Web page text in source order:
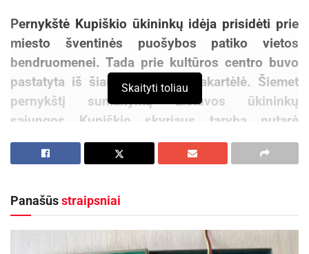
Pernykštė Kupiškio ūkininkų idėja prisidėti prie
miesto šventinės puošybos patiko vietos
bendruomenei. Tada prie kultūros centro buvo
pastatyta iš šiaudų sukurta prakartėlė. Šiemet
pernykštį sumanymą Lietuvos ūkininkų
sąjungos Kupiškio skyriaus taryba nutarė
išplėtoti panaudojant kai ką iš senosios šiaudų
kompozicijos ir pridedant naujametinių akcentų.
Kas tai bus ir kaip atrodys, „Ūkininko patarėjui“
akies krašteliu buvo leista pamatyti, dar
kruopštaus darbo likus kelioms dienoms.
Skaityti toliau
Panašūsstraipsniai